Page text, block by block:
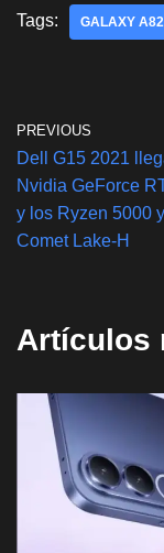
s
p
e
k
Tags: GALAXY A82
PREVIOUS
Dell G15 2021
Nvidia GeForce
y los Ryzen 5000
Comet Lake-H
Artículos